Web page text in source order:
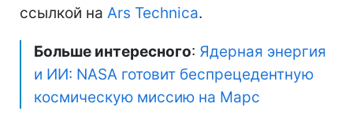
ссылкой на Ars Technica.
Больше интересного: Ядерная энергия
и ИИ: NASA готовит беспрецедентную
космическую миссию на Марс